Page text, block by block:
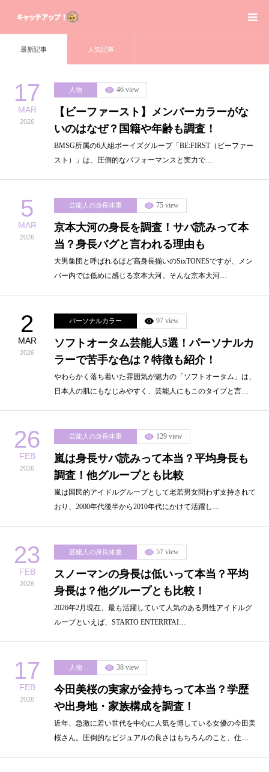
最新記事 人気記事
17
MAR
2026
人物 46 view
【ビーファースト】メンバーカラーがな
いのはなぜ？国籍や年齢も調査！
BMSG所属の6人組ボーイズグループ「BE:FIRST（ビーファー
スト）」は、圧倒的なパフォーマンスと実力で…
5
MAR
2026
芸能人の身長体重 75 view
京本大河の身長を調査！サバ読みって本
当？身長バグと言われる理由も
大男集団と呼ばれるほど高身長揃いのSixTONESですが、メン
バー内では低めに感じる京本大河。そんな京本大河…
2
MAR
2026
パーソナルカラー 97 view
ソフトオータム芸能人5選！パーソナルカ
ラーで苦手な色は？特徴も紹介！
やわらかく落ち着いた雰囲気が魅力の「ソフトオータム」は、
日本人の肌にもなじみやすく、芸能人にもこのタイプと言…
26
FEB
2026
芸能人の身長体重 129 view
嵐は身長サバ読みって本当？平均身長も
調査！他グループとも比較
嵐は国民的アイドルグループとして老若男女問わず支持されて
おり、2000年代後半から2010年代にかけて活躍し…
23
FEB
2026
芸能人の身長体重 57 view
スノーマンの身長は低いって本当？平均
身長は？他グループとも比較！
2026年2月現在、最も活躍していて人気のある男性アイドルグ
ループといえば、STARTO ENTERRTAI…
17
FEB
2026
人物 38 view
今田美桜の実家が金持ちって本当？学歴
や出身地・家族構成を調査！
近年、急激に若い世代を中心に人気を博している女優の今田美
桜さん。圧倒的なビジュアルの良さはもちろんのこと、仕…
Home
Contact
Sitemap
芸能人の身長体重